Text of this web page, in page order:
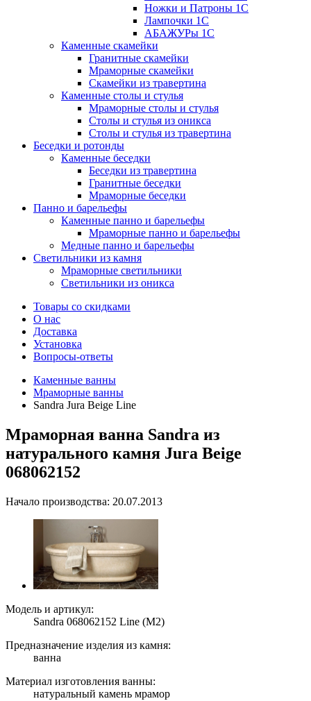
Ножки и Патроны 1С
Лампочки 1С
АБАЖУРы 1С
Каменные скамейки
Гранитные скамейки
Мраморные скамейки
Скамейки из травертина
Каменные столы и стулья
Мраморные столы и стулья
Столы и стулья из оникса
Столы и стулья из травертина
Беседки и ротонды
Каменные беседки
Беседки из травертина
Гранитные беседки
Мраморные беседки
Панно и барельефы
Каменные панно и барельефы
Мраморные панно и барельефы
Медные панно и барельефы
Светильники из камня
Мраморные светильники
Светильники из оникса
Товары со скидками
О нас
Доставка
Установка
Вопросы-ответы
Каменные ванны
Мраморные ванны
Sandra Jura Beige Line
Мраморная ванна Sandra из
натурального камня Jura Beige
068062152
Начало производства: 20.07.2013
Модель и артикул:
Sandra 068062152 Line (M2)
Предназначение изделия из камня:
ванна
Материал изготовления ванны:
натуральный камень мрамор